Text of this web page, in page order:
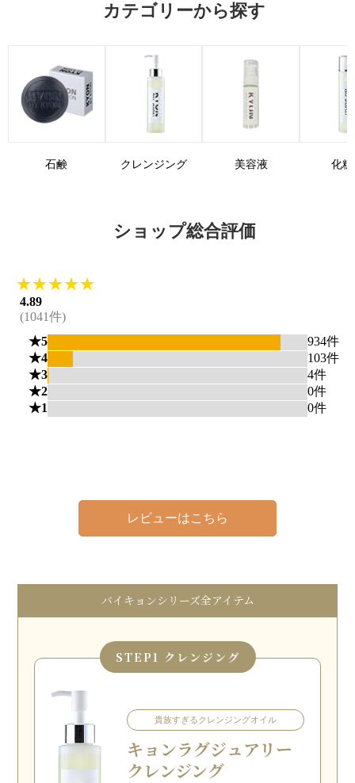
カテゴリーから探す
石鹸 クレンジング 美容液 化
ショップ総合評価
レビューはこちら
バイキョンシリーズ全アイテム
STEP1 クレンジング
貴族すぎるクレンジングオイル
キョンラグジュアリー
クレンジング